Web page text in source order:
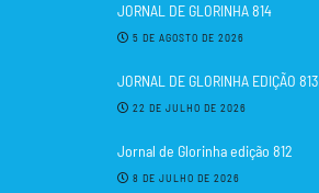
JORNAL DE GLORINHA 814
5 DE AGOSTO DE 2026
JORNAL DE GLORINHA EDIÇÃO 813
22 DE JULHO DE 2026
Jornal de Glorinha edição 812
8 DE JULHO DE 2026